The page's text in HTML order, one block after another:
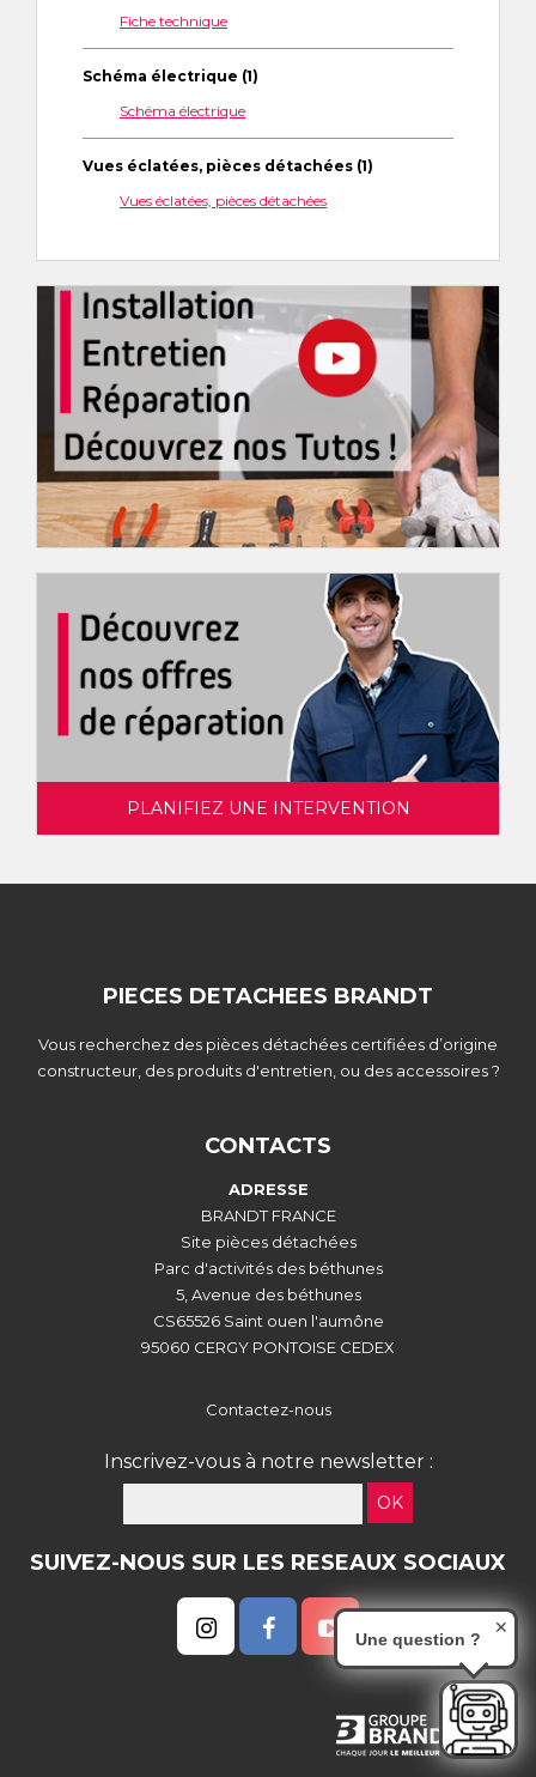
Fiche technique
Schéma électrique (1)
Schéma électrique
Vues éclatées, pièces détachées (1)
Vues éclatées, pièces détachées
PLANIFIEZ UNE INTERVENTION
PIECES DETACHEES BRANDT
Vous recherchez des pièces détachées certifiées d’origine
constructeur, des produits d'entretien, ou des accessoires ?
CONTACTS
ADRESSE
BRANDT FRANCE
Site pièces détachées
Parc d'activités des béthunes
5, Avenue des béthunes
CS65526 Saint ouen l'aumône
95060 CERGY PONTOISE CEDEX
Contactez-nous
Inscrivez-vous à notre newsletter :
OK
SUIVEZ-NOUS SUR LES RESEAUX SOCIAUX
Une question ?
✕